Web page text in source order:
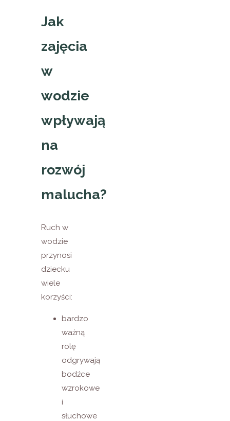
Jak
zajęcia
w
wodzie
wpływają
na
rozwój
malucha?
Ruch w
wodzie
przynosi
dziecku
wiele
korzyści:
bardzo
ważną
rolę
odgrywają
bodźce
wzrokowe
i
słuchowe